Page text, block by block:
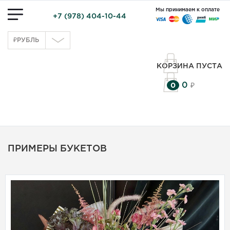
+7 (978) 404-10-44
Мы принимаем к оплате
КОРЗИНА ПУСТА
0 0 ₽
₽РУБЛЬ
ПРИМЕРЫ БУКЕТОВ
Букет «Крымское
вдохновение»
Закажите яркий букет из
роз, тюльпанов и
альстромерий от магазина